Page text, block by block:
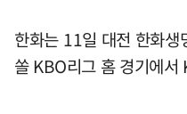
한화는 11일 대전 한화
쏠 KBO리그 홈 경기에